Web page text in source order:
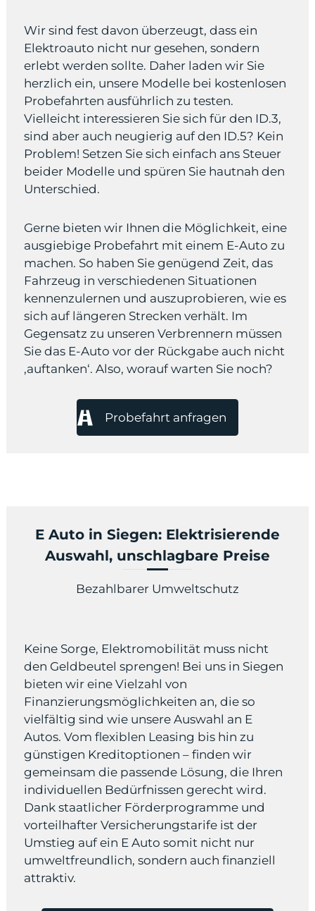
Wir sind fest davon überzeugt, dass ein
Elektroauto nicht nur gesehen, sondern
erlebt werden sollte. Daher laden wir Sie
herzlich ein, unsere Modelle bei kostenlosen
Probefahrten ausführlich zu testen.
Vielleicht interessieren Sie sich für den ID.3,
sind aber auch neugierig auf den ID.5? Kein
Problem! Setzen Sie sich einfach ans Steuer
beider Modelle und spüren Sie hautnah den
Unterschied.
Gerne bieten wir Ihnen die Möglichkeit, eine
ausgiebige Probefahrt mit einem E-Auto zu
machen. So haben Sie genügend Zeit, das
Fahrzeug in verschiedenen Situationen
kennenzulernen und auszuprobieren, wie es
sich auf längeren Strecken verhält. Im
Gegensatz zu unseren Verbrennern müssen
Sie das E-Auto vor der Rückgabe auch nicht
‚auftanken‘. Also, worauf warten Sie noch?
Probefahrt anfragen
E Auto in Siegen: Elektrisierende
Auswahl, unschlagbare Preise
Bezahlbarer Umweltschutz
Keine Sorge, Elektromobilität muss nicht
den Geldbeutel sprengen! Bei uns in Siegen
bieten wir eine Vielzahl von
Finanzierungsmöglichkeiten an, die so
vielfältig sind wie unsere Auswahl an E
Autos. Vom flexiblen Leasing bis hin zu
günstigen Kreditoptionen – finden wir
gemeinsam die passende Lösung, die Ihren
individuellen Bedürfnissen gerecht wird.
Dank staatlicher Förderprogramme und
vorteilhafter Versicherungstarife ist der
Umstieg auf ein E Auto somit nicht nur
umweltfreundlich, sondern auch finanziell
attraktiv.